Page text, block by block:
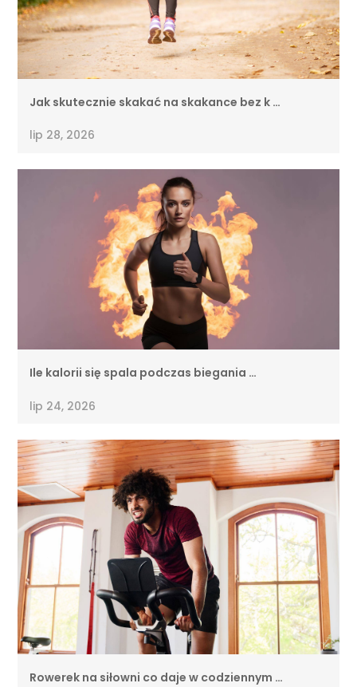
Jak skutecznie skakać na skakance bez k …
lip 28, 2026
Ile kalorii się spala podczas biegania …
lip 24, 2026
Rowerek na siłowni co daje w codziennym …